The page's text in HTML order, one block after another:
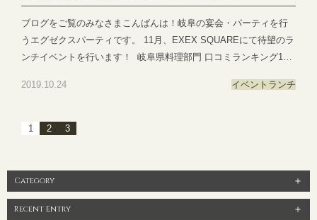
ブログをご覧のみなさまこんばんは！岐阜の宴会・パーティを行
うエグゼクスパーティです。 11月、EXEX SQUAREにて待望のラ
ンチイベントを行います！ 岐阜県料理部門 口コミランキング10
だわりをぜひご賞味ください。 コース形式でお料理をご提供！普
す♪ 詳細はこちらをご覧ください♪ → ☆EXEX SQUARE
PARTYではEXEX GARDEN・EXEX SUITES・EXEX SQUAREの
3つの結婚式場で叶う自由自在なパーティーをご提案お問い合わせ
2019.10.24 イベント ランチ
1 2 3
Category
Recent Entry